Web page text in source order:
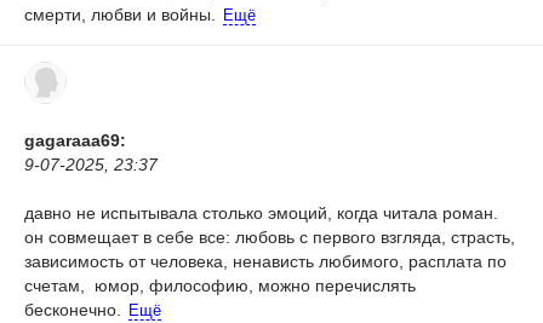
смерти, любви и войны.
Ещё
gagaraaa69:
9-07-2025, 23:37
давно не испытывала столько эмоций, когда читала роман.
он совмещает в себе все: любовь с первого взгляда, страсть,
зависимость от человека, ненависть любимого, расплата по
счетам, юмор, философию, можно перечислять
бесконечно.
Ещё